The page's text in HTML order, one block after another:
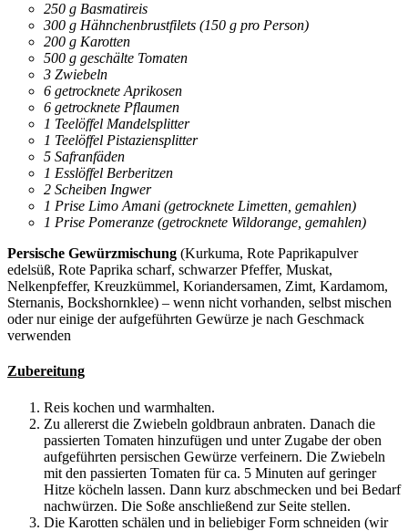
250 g Basmatireis
300 g Hähnchenbrustfilets (150 g pro Person)
200 g Karotten
500 g geschälte Tomaten
3 Zwiebeln
6 getrocknete Aprikosen
6 getrocknete Pflaumen
1 Teelöffel Mandelsplitter
1 Teelöffel Pistaziensplitter
5 Safranfäden
1 Esslöffel Berberitzen
2 Scheiben Ingwer
1 Prise Limo Amani (getrocknete Limetten, gemahlen)
1 Prise Pomeranze (getrocknete Wildorange, gemahlen)
Persische Gewürzmischung (Kurkuma, Rote Paprikapulver
edelsüß, Rote Paprika scharf, schwarzer Pfeffer, Muskat,
Nelkenpfeffer, Kreuzkümmel, Koriandersamen, Zimt, Kardamom,
Sternanis, Bockshornklee) – wenn nicht vorhanden, selbst mischen
oder nur einige der aufgeführten Gewürze je nach Geschmack
verwenden
Zubereitung
Reis kochen und warmhalten.
Zu allererst die Zwiebeln goldbraun anbraten. Danach die
passierten Tomaten hinzufügen und unter Zugabe der oben
aufgeführten persischen Gewürze verfeinern. Die Zwiebeln
mit den passierten Tomaten für ca. 5 Minuten auf geringer
Hitze köcheln lassen. Dann kurz abschmecken und bei Bedarf
nachwürzen. Die Soße anschließend zur Seite stellen.
Die Karotten schälen und in beliebiger Form schneiden (wir